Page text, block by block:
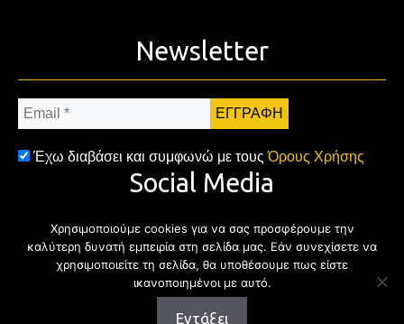
Newsletter
Email
*
Έχω διαβάσει και συμφωνώ με τουςΌρους Χρήσης
Social Media
FacebookTwitter Instagram
Χρησιμοποιούμε cookies για να σας προσφέρουμε την
καλύτερη δυνατή εμπειρία στη σελίδα μας. Εάν συνεχίσετε να
χρησιμοποιείτε τη σελίδα, θα υποθέσουμε πως είστε
ικανοποιημένοι με αυτό.
Εντάξει